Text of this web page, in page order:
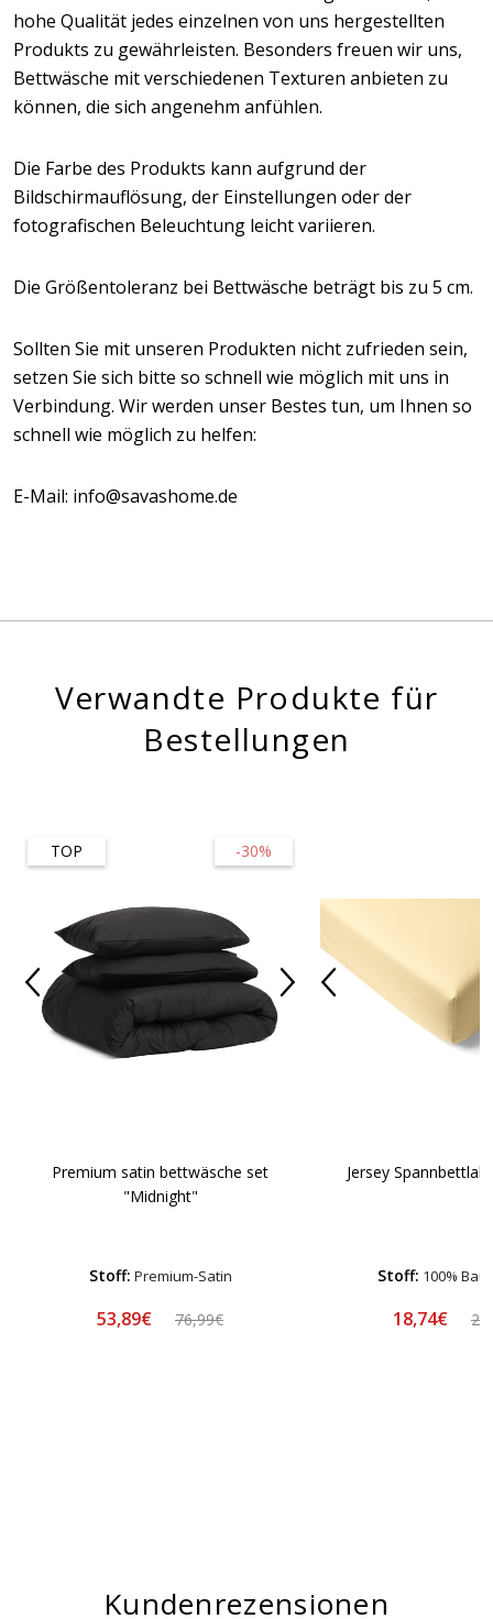
hohe Qualität jedes einzelnen von uns hergestellten
Produkts zu gewährleisten. Besonders freuen wir uns,
Bettwäsche mit verschiedenen Texturen anbieten zu
können, die sich angenehm anfühlen.
Die Farbe des Produkts kann aufgrund der
Bildschirmauflösung, der Einstellungen oder der
fotografischen Beleuchtung leicht variieren.
Die Größentoleranz bei Bettwäsche beträgt bis zu 5 cm.
Sollten Sie mit unseren Produkten nicht zufrieden sein,
setzen Sie sich bitte so schnell wie möglich mit uns in
Verbindung. Wir werden unser Bestes tun, um Ihnen so
schnell wie möglich zu helfen:
E-Mail: info@savashome.de
Verwandte Produkte für
Bestellungen
-30%
TOP
Premium satin bettwäsche set
"Midnight"
Stoff: Premium-Satin
53,89€ 76,99€
Jersey
Stoff: 100%
18,74€
Kundenrezensionen